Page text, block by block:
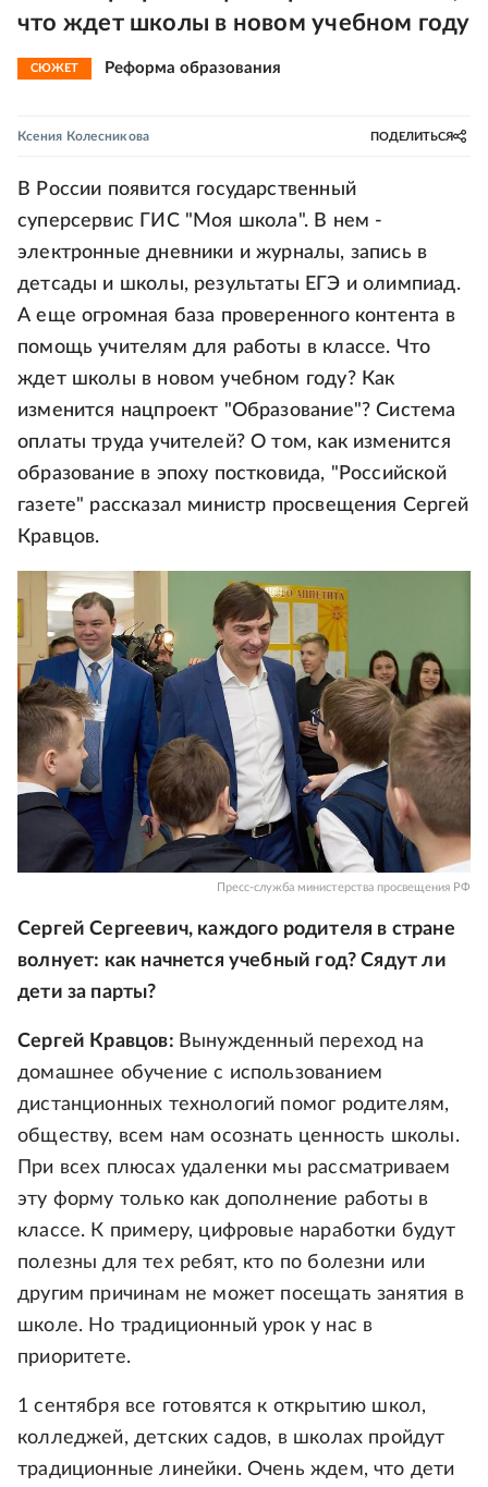
что ждет школы в новом учебном году
СЮЖЕТ Реформа образования
Ксения Колесникова ПОДЕЛИТЬСЯ
В России появится государственный
суперсервис ГИС "Моя школа". В нем -
электронные дневники и журналы, запись в
детсады и школы, результаты ЕГЭ и олимпиад.
А еще огромная база проверенного контента в
помощь учителям для работы в классе. Что
ждет школы в новом учебном году? Как
изменится нацпроект "Образование"? Система
оплаты труда учителей? О том, как изменится
образование в эпоху постковида, "Российской
газете" рассказал министр просвещения Сергей
Кравцов.
Пресс-служба министерства просвещения РФ
Сергей Сергеевич, каждого родителя в стране
волнует: как начнется учебный год? Сядут ли
дети за парты?
Сергей Кравцов: Вынужденный переход на
домашнее обучение с использованием
дистанционных технологий помог родителям,
обществу, всем нам осознать ценность школы.
При всех плюсах удаленки мы рассматриваем
эту форму только как дополнение работы в
классе. К примеру, цифровые наработки будут
полезны для тех ребят, кто по болезни или
другим причинам не может посещать занятия в
школе. Но традиционный урок у нас в
приоритете.
1 сентября все готовятся к открытию школ,
колледжей, детских садов, в школах пройдут
традиционные линейки. Очень ждем, что дети